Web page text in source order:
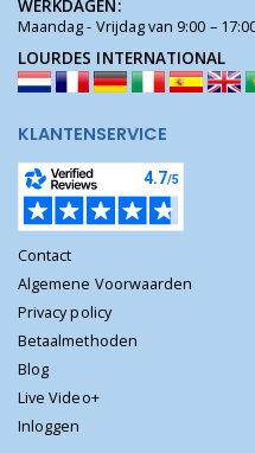
WERKDAGEN:
Maandag - Vrijdag van 9:00 –
LOURDES INTERNATIONAL
KLANTENSERVICE
Contact
Algemene Voorwaarden
Privacy policy
Betaalmethoden
Blog
Live Video+
Inloggen